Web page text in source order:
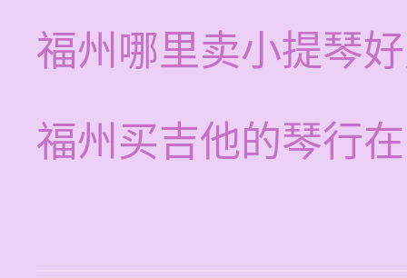
福州哪里卖小提琴
福州买吉他的琴行